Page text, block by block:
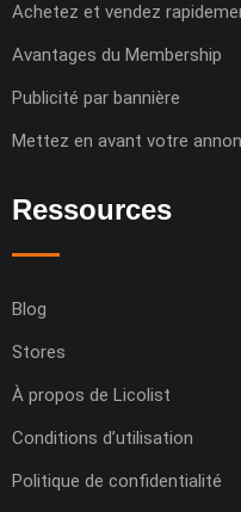
Achetez et vendez
Avantages du Membership
Publicité par bannière
Mettez en avant votre
Ressources
Blog
Stores
À propos de Licolist
Conditions d’utilisation
Politique de confidentialité